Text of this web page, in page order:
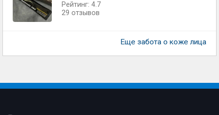
Рейтинг: 4.7
29 отзывов
Еще забота о коже лица